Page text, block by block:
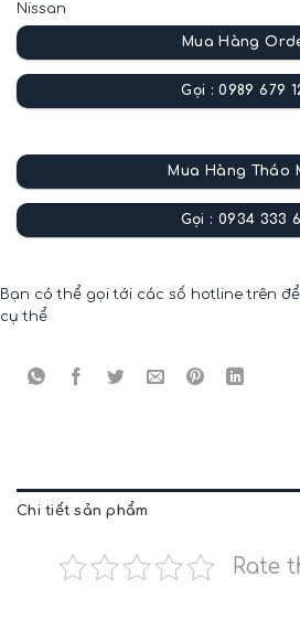
Nissan
Mua Hàng
Gọi : 0989 679
Mua Hàng Tháo
Gọi : 0934 333
Bạn có thể gọi tới các số hotline trên
cụ thể
Chi tiết sản phẩm
Rate